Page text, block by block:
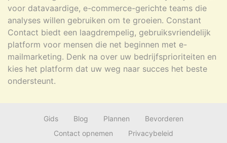
voor datavaardige, e-commerce-gerichte teams die
analyses willen gebruiken om te groeien. Constant
Contact biedt een laagdrempelig, gebruiksvriendelijk
platform voor mensen die net beginnen met e-
mailmarketing. Denk na over uw bedrijfsprioriteiten en
kies het platform dat uw weg naar succes het beste
ondersteunt.
Gids Blog Plannen
Bevorderen
Contact opnemen
Privacybeleid